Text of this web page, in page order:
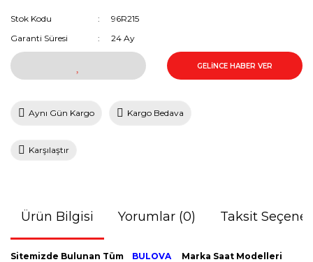
Stok Kodu
96R215
Garanti Süresi
24 Ay
GELİNCE HABER VER
Aynı Gün Kargo Kargo Bedava
Karşılaştır
Ürün Bilgisi Yorumlar (0) Taksit
Sitemizde Bulunan Tüm BULOVA
Marka Saat Modelleri